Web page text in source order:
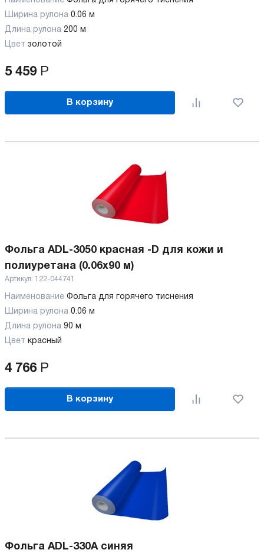
Ширина рулона 0.06 м
Длина рулона 200 м
Цвет золотой
5 459 Р
В корзину
Фольга ADL-3050 красная -D для кожи и
полиуретана (0.06x90 м)
Артикул: 122-044741
Наименование Фольга для горячего тиснения
Ширина рулона 0.06 м
Длина рулона 90 м
Цвет красный
4 766 Р
В корзину
Фольга ADL-330A синяя